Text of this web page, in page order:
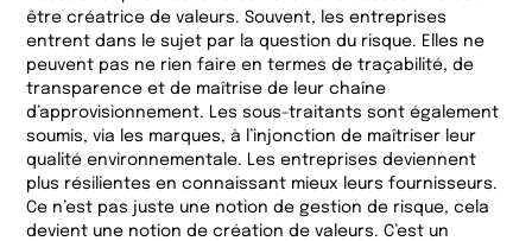
être créatrice de valeurs. Souvent, les entreprises
entrent dans le sujet par la question du risque. Elles ne
peuvent pas ne rien faire en termes de traçabilité, de
transparence et de maîtrise de leur chaîne
d’approvisionnement. Les sous-traitants sont également
soumis, via les marques, à l’injonction de maîtriser leur
qualité environnementale. Les entreprises deviennent
plus résilientes en connaissant mieux leurs fournisseurs.
Ce n’est pas juste une notion de gestion de risque, cela
devient une notion de création de valeurs. C’est un